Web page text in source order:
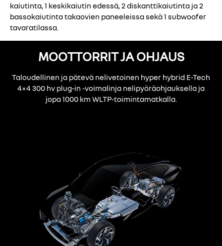
kaiutinta, 1 keskikaiutin edessä, 2 diskanttikaiutinta ja 2
bassokaiutinta takaovien paneeleissa sekä 1 subwoofer
tavaratilassa.
MOOTTORRIT JA OHJAUS
Taloudellinen ja pätevä nelivetoinen hyper hybrid E-Tech
4×4 300 hv plug-in -voimalinja nelipyöräohjauksella ja
jopa 1000 km WLTP-toimintamatkalla.